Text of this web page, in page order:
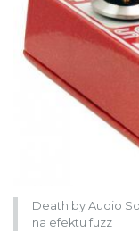
Death by Audio
na efektu fuzz